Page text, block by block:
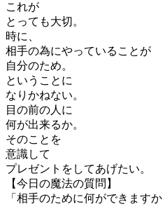
これが
とっても大切。
時に、
相手の為にやっていることが
自分のため。
ということに
なりかねない。
目の前の人に
何が出来るか。
そのことを
意識して
プレゼントをしてあげたい。
【今日の魔法の質問】
「相手のために何ができますか